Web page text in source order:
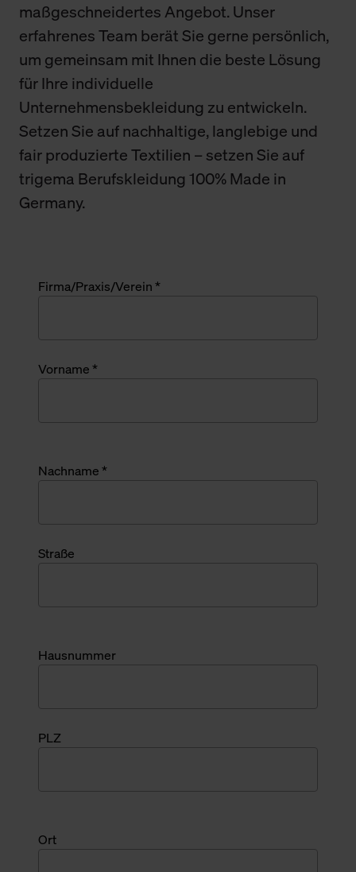
maßgeschneidertes Angebot. Unser
erfahrenes Team berät Sie gerne persönlich,
um gemeinsam mit Ihnen die beste Lösung
für Ihre individuelle
Unternehmensbekleidung zu entwickeln.
Setzen Sie auf nachhaltige, langlebige und
fair produzierte Textilien – setzen Sie auf
trigema Berufskleidung 100% Made in
Germany.
Firma/Praxis/Verein *
Vorname *
Nachname *
Straße
Hausnummer
PLZ
Ort